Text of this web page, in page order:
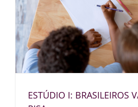
ESTÚDIO I: BRASILEIROS